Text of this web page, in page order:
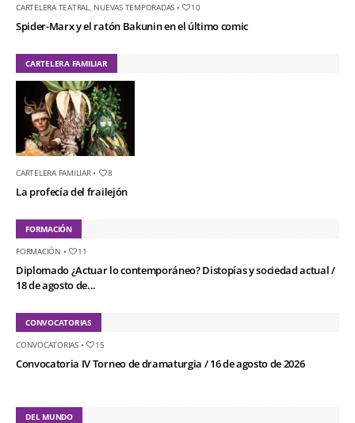
CARTELERA TEATRAL NUEVAS TEMPORADAS • 10
Spider-Marx y el ratón Bakunin en el último comic
CARTELERA FAMILIAR
CARTELERA FAMILIAR• 8
La profecía del frailejón
FORMACIÓN
FORMACIÓN • 11
Diplomado ¿Actuar lo contemporáneo? Distopías y sociedad actual /
18 de agosto de...
CONVOCATORIAS
CONVOCATORIAS• 15
Convocatoria IV Torneo de dramaturgia / 16 de agosto de 2026
DEL MUNDO